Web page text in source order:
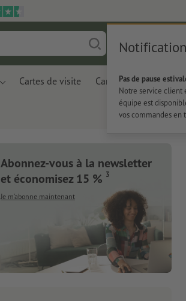
Pas de pause
Notre service client
équipe est
vos commandes en
Cartes de visite Carterie
Abonnez-vous à la newsletter
et économisez 15 % 3
Je m’abonne maintenant